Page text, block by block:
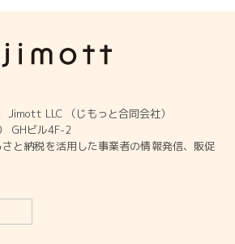
Jimott LLC （じもっと合同会社）
GHビル4F-2
と納税を活用した事業者の情報発信、販促